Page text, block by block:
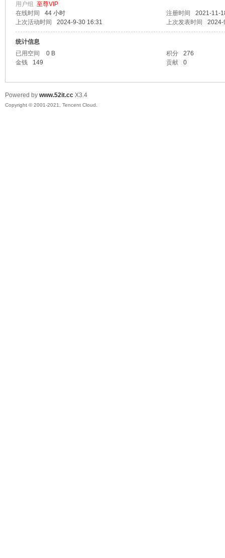
用户组 至尊VIP
在线时间
44 小时 注册时间
2021-11-
上次活动时间
2024-9-30 16:31 上次发表时间 2024-
统计信息
已用空间
0 B 积分
276
金钱
149 贡献 0
Powered by www.52it.cc X3.4
Copyright © 2001-2021, Tencent Cloud.